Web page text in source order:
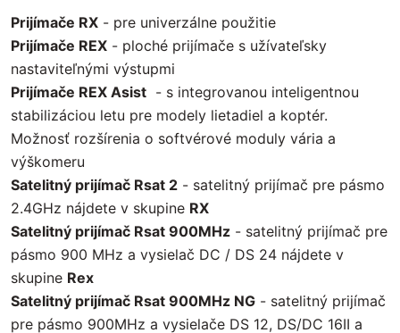
Prijímače RX - pre univerzálne použitie
Prijímače REX - ploché prijímače s užívateľsky
nastaviteľnými výstupmi
Prijímače REX Asist - s integrovanou inteligentnou
stabilizáciou letu pre modely lietadiel a koptér.
Možnosť rozšírenia o softvérové moduly vária a
výškomeru
Satelitný prijímač Rsat 2 - satelitný prijímač pre pásmo
2.4GHz nájdete v skupine RX
Satelitný prijímač Rsat 900MHz - satelitný prijímač pre
pásmo 900 MHz a vysielač DC / DS 24 nájdete v
skupine Rex
Satelitný prijímač Rsat 900MHz NG - satelitný prijímač
pre pásmo 900MHz a vysielače DS 12, DS/DC 16II a